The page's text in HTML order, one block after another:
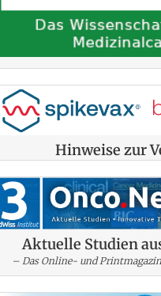
Hinweise zur
Aktuelle Studien
– Das Online- und